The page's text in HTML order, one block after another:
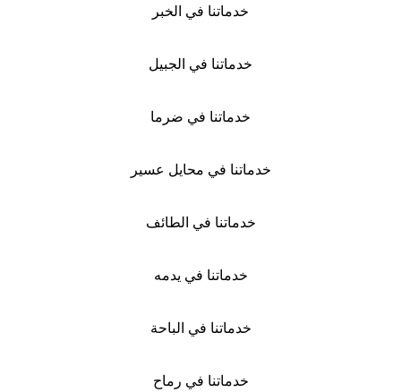
خدماتنا في الخبر
خدماتنا في الجبيل
خدماتنا في ضرما
خدماتنا في محايل عسير
خدماتنا في الطائف
خدماتنا في يدمه
خدماتنا في الباحة
خدماتنا في رماح